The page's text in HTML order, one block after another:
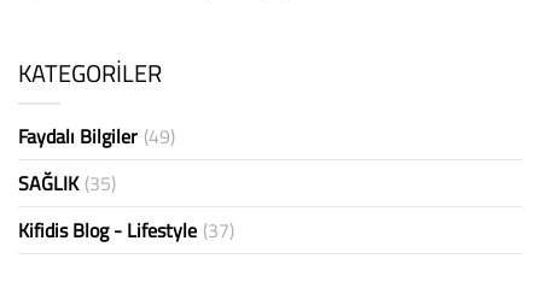
KATEGORİLER
Faydalı Bilgiler (49)
SAĞLIK (35)
Kifidis Blog - Lifestyle (37)